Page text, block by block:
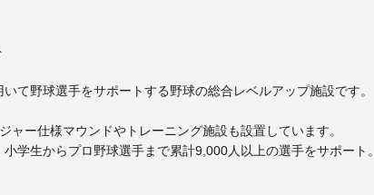
て野球選手をサポートする野球の総合レベルアップ施設です。
ャー仕様マウンドやトレーニング施設も設置しています。
学生からプロ野球選手まで累計9,000人以上の選手をサポート。